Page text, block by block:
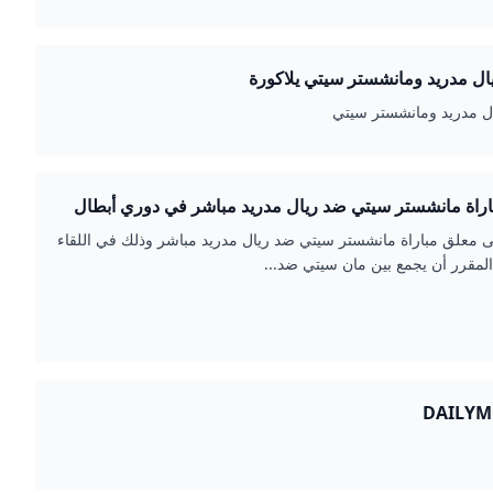
مدريد ومانشستر سيتي يلاكورة
مدريد ومانشستر سيتي
مانشستر سيتي ضد ريال مدريد مباشر في دوري أبطال
الناقلة المصري اليوم
معلق مباراة مانشستر سيتي ضد ريال مدريد مباشر وذلك في اللقاء
أن يجمع بين مان سيتي ضد...